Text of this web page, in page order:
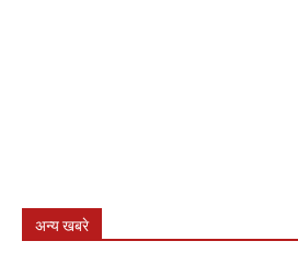
अन्य खबरे